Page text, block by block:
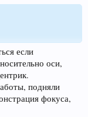
если
оси,
подняли
фокуса,